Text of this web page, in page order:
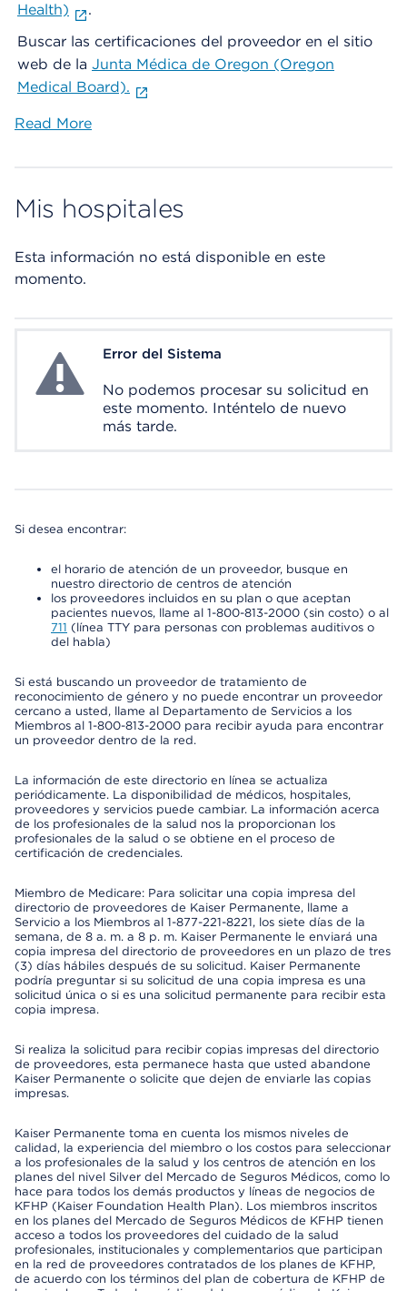
Health)
.
Buscar las certificaciones del proveedor en el sitio
web de la Junta Médica de Oregon (Oregon
Medical Board).
Read More
Mis hospitales
Esta información no está disponible en este
momento.
System ErrorError del Sistema
No podemos procesar su solicitud en
este momento. Inténtelo de nuevo
más tarde.
Si desea encontrar:
el horario de atención de un proveedor, busque en
nuestro directorio de centros de atención
los proveedores incluidos en su plan o que aceptan
pacientes nuevos, llame al 1-800-813-2000 (sin costo) o al
711 (línea TTY para personas con problemas auditivos o
del habla)
Si está buscando un proveedor de tratamiento de
reconocimiento de género y no puede encontrar un proveedor
cercano a usted, llame al Departamento de Servicios a los
Miembros al 1-800-813-2000 para recibir ayuda para encontrar
un proveedor dentro de la red.
La información de este directorio en línea se actualiza
periódicamente. La disponibilidad de médicos, hospitales,
proveedores y servicios puede cambiar. La información acerca
de los profesionales de la salud nos la proporcionan los
profesionales de la salud o se obtiene en el proceso de
certificación de credenciales.
Miembro de Medicare: Para solicitar una copia impresa del
directorio de proveedores de Kaiser Permanente, llame a
Servicio a los Miembros al 1-877-221-8221, los siete días de la
semana, de 8 a. m. a 8 p. m. Kaiser Permanente le enviará una
copia impresa del directorio de proveedores en un plazo de tres
(3) días hábiles después de su solicitud. Kaiser Permanente
podría preguntar si su solicitud de una copia impresa es una
solicitud única o si es una solicitud permanente para recibir esta
copia impresa.
Si realiza la solicitud para recibir copias impresas del directorio
de proveedores, esta permanece hasta que usted abandone
Kaiser Permanente o solicite que dejen de enviarle las copias
impresas.
Kaiser Permanente toma en cuenta los mismos niveles de
calidad, la experiencia del miembro o los costos para seleccionar
a los profesionales de la salud y los centros de atención en los
planes del nivel Silver del Mercado de Seguros Médicos, como lo
hace para todos los demás productos y líneas de negocios de
KFHP (Kaiser Foundation Health Plan). Los miembros inscritos
en los planes del Mercado de Seguros Médicos de KFHP tienen
acceso a todos los proveedores del cuidado de la salud
profesionales, institucionales y complementarios que participan
en la red de proveedores contratados de los planes de KFHP,
de acuerdo con los términos del plan de cobertura de KFHP de